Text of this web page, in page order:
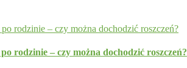
rodzinie – czy można dochodzić roszczeń?